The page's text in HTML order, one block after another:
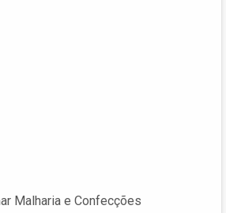
Malharia e Confecções